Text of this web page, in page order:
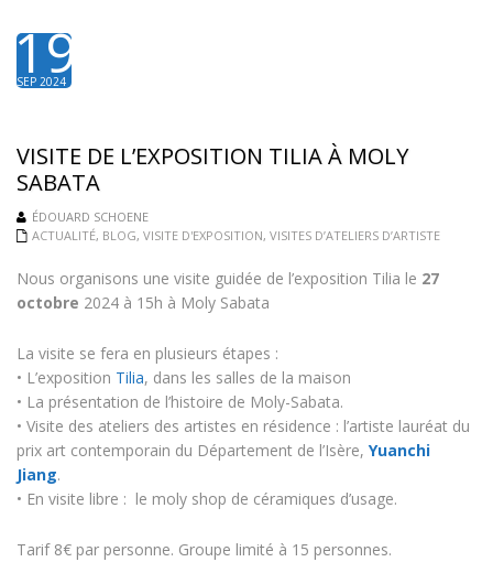
19
SEP 2024
VISITE DE L’EXPOSITION TILIA À MOLY
SABATA
ÉDOUARD SCHOENE
ACTUALITÉ, BLOG, VISITE D'EXPOSITION, VISITES D’ATELIERS D’ARTISTE
Nous organisons une visite guidée de l’exposition Tilia le 27
octobre 2024 à 15h à Moly Sabata
La visite se fera en plusieurs étapes :
• L’exposition Tilia, dans les salles de la maison
• La présentation de l’histoire de Moly-Sabata.
• Visite des ateliers des artistes en résidence : l’artiste lauréat du
prix art contemporain du Département de l’Isère, Yuanchi
Jiang.
• En visite libre : le moly shop de céramiques d’usage.
Tarif 8€ par personne. Groupe limité à 15 personnes.